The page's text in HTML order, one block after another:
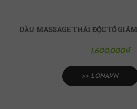
1,600,000₫
>> LONA.VN